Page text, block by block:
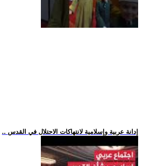
.. إدانة عربية وإسلامية لانتهاكات الاحتلال في القدس